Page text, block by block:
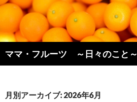
コ
テ
ン
ツ
へ
ッ
ママ・フルーツ ～日々のこと～
索
月別アーカイブ: 2026年6月